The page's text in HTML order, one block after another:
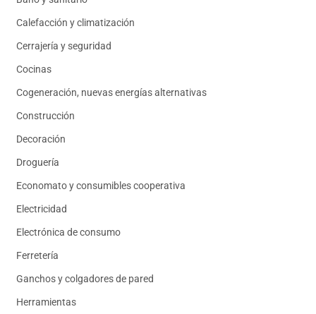
Calefacción y climatización
Cerrajería y seguridad
Cocinas
Cogeneración, nuevas energías alternativas
Construcción
Decoración
Droguería
Economato y consumibles cooperativa
Electricidad
Electrónica de consumo
Ferretería
Ganchos y colgadores de pared
Herramientas